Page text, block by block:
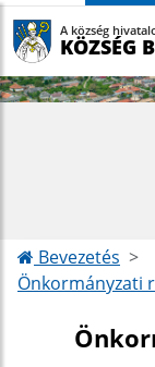
A község
KÖZSÉG
Bevezetés
Önkormányzati